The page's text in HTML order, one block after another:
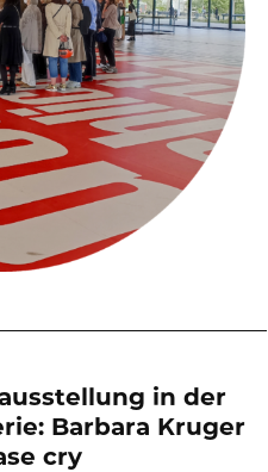
in der
Barbara Kruger
cry